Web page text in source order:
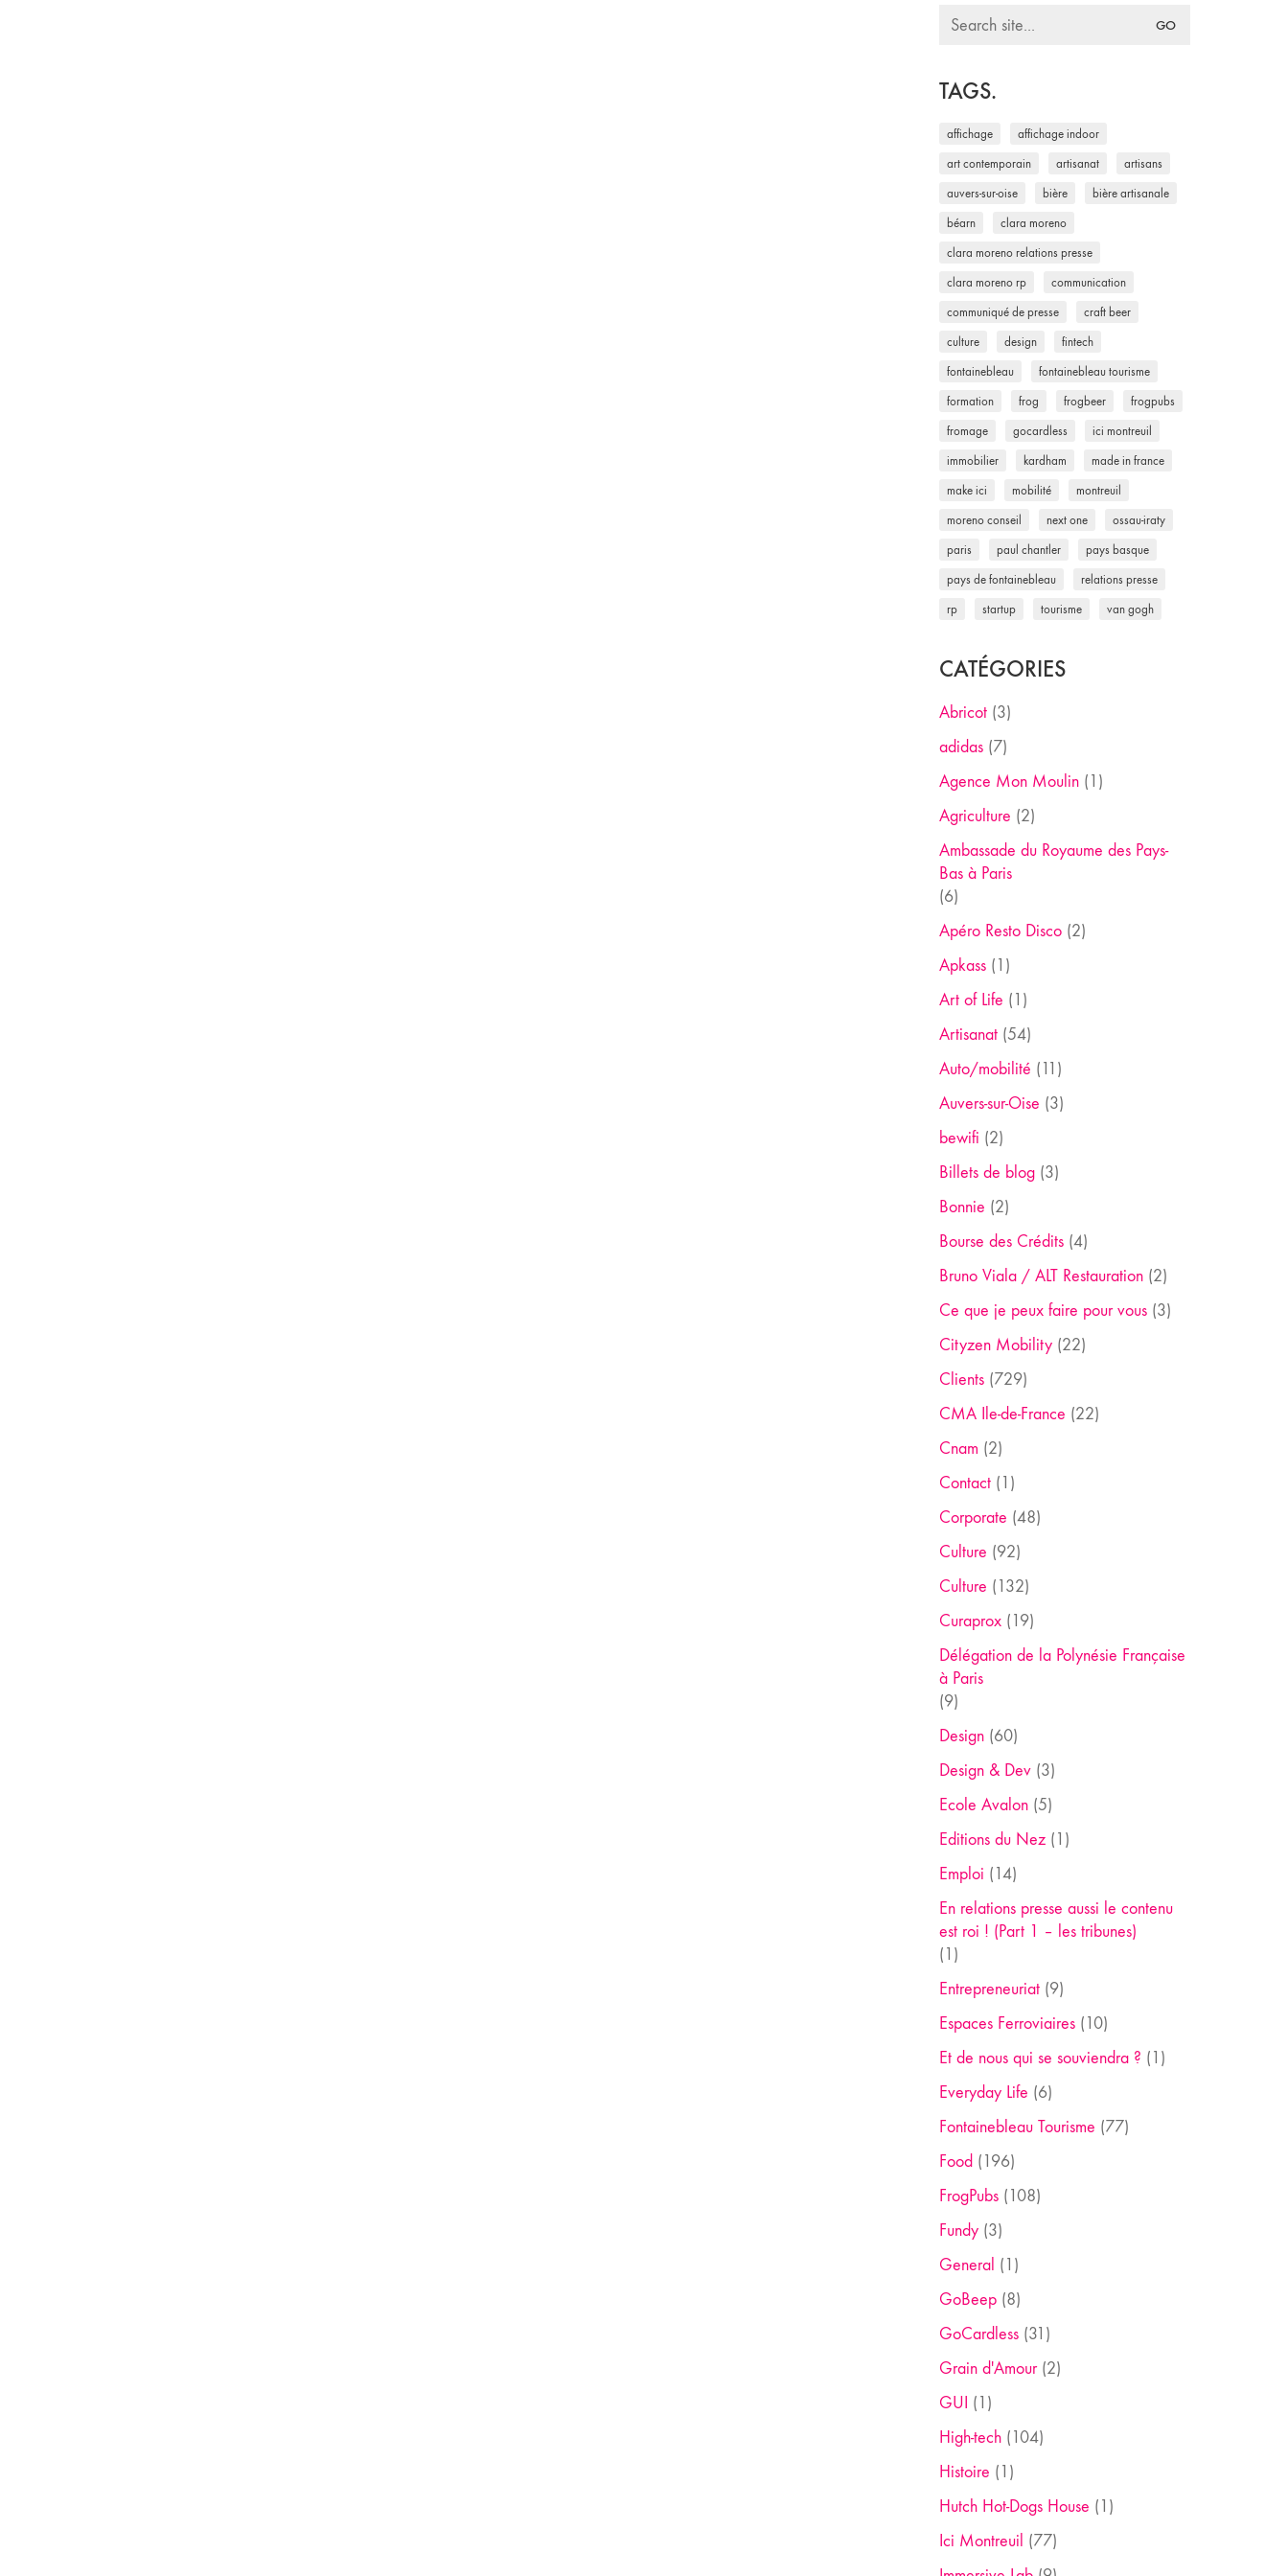
Search
TAGS.
affichage affichage indoor
art contemporain artisanat artisans
auvers-sur-oise bière bière artisanale
béarn clara moreno
clara moreno relations presse
clara moreno rp communication
communiqué de presse craft beer
culture design fintech
fontainebleau fontainebleau tourisme
formation frog frogbeer frogpubs
fromage gocardless ici montreuil
immobilier kardham made in france
make ici mobilité montreuil
moreno conseil next one ossau-iraty
paris paul chantler pays basque
pays de fontainebleau relations presse
rp startup tourisme van gogh
CATÉGORIES
Abricot(3)
adidas(7)
Agence Mon Moulin(1)
Agriculture (2)
Ambassade du Royaume des Pays-
Bas à Paris
(6)
Apéro Resto Disco(2)
Apkass(1)
Art of Life (1)
Artisanat(54)
Auto/mobilité (11)
Auvers-sur-Oise (3)
bewifi (2)
Billets de blog(3)
Bonnie (2)
Bourse des Crédits(4)
Bruno Viala / ALT Restauration(2)
Ce que je peux faire pour vous(3)
Cityzen Mobility(22)
Clients(729)
CMA Ile-de-France (22)
Cnam (2)
Contact(1)
Corporate (48)
Culture (92)
Culture (132)
Curaprox(19)
Délégation de la Polynésie Française
à Paris
(9)
Design(60)
Design & Dev(3)
Ecole Avalon(5)
Editions du Nez(1)
Emploi (14)
En relations presse aussi le contenu
est roi ! (Part 1 – les tribunes)
(1)
Entrepreneuriat(9)
Espaces Ferroviaires(10)
Et de nous qui se souviendra ? (1)
Everyday Life (6)
Fontainebleau Tourisme (77)
Food (196)
FrogPubs(108)
Fundy(3)
General (1)
GoBeep(8)
GoCardless(31)
Grain d'Amour(2)
GUI (1)
High-tech(104)
Histoire (1)
Hutch Hot-Dogs House (1)
Ici Montreuil (77)